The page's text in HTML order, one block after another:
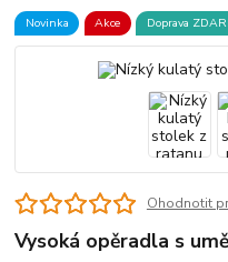
Novinka Akce Doprava
Ohodnotit
Vysoká opěradla s